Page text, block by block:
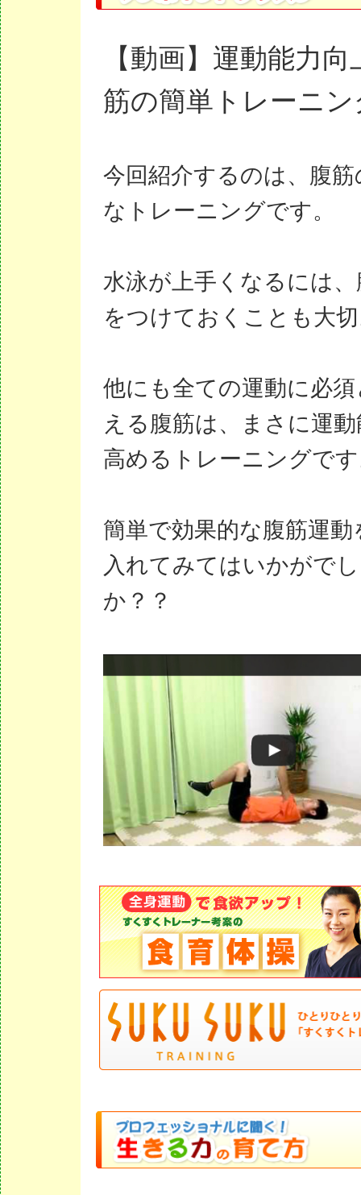
【動画】運動能力向
筋の簡単トレーニン
今回紹介するのは、腹筋
なトレーニングです。
水泳が上手くなるには
をつけておくことも大
他にも全ての運動に必
える腹筋は、まさに運
高めるトレーニングで
簡単で効果的な腹筋運動
入れてみてはいかがで
か？？